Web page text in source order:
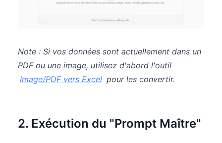
Note : Si vos données sont actuellement dans un
PDF ou une image, utilisez d'abord l'outil
Image/PDF vers Excel pour les convertir.
2. Exécution du "Prompt Maître"